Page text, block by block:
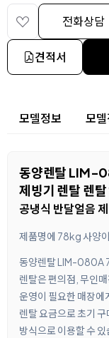
전화상담
견적서
상세 정보
모델정보 모
동양렌탈 LIM-
제빙기 렌탈 렌탈
공냉식 반달얼음
제품명에 78kg 사양
동양렌탈 LIM-080A
렌탈은 편의점, 무인
운영이 필요한 매장에
렌탈 요금으로 초기
방식으로 이용할 수 있